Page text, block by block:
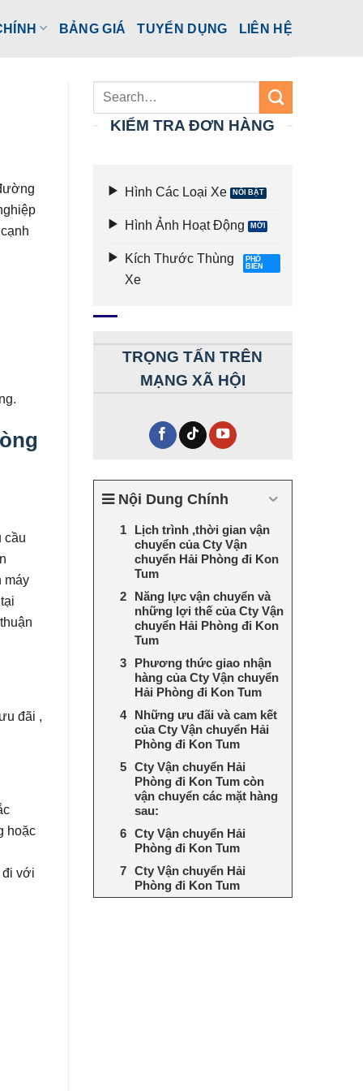
BẢNG GIÁ TUYỂN DỤNG LIÊN HỆ
cầu
máy
đãi ,
hoặc
đi với
KIỂM TRA ĐƠN HÀNG
Hình Các Loại Xe
Hình Ảnh Hoạt Động
Kích Thước Thùng
Xe
TRỌNG TẤN TRÊN
MẠNG XÃ HỘI
Nội Dung Chính
Lịch trình ,thời gian vận
chuyển của Cty Vận
chuyển Hải Phòng đi Kon
Tum
Năng lực vận chuyển và
những lợi thế của Cty Vận
chuyển Hải Phòng đi Kon
Tum
Phương thức giao nhận
hàng của Cty Vận chuyển
Hải Phòng đi Kon Tum
Những ưu đãi và cam kết
của Cty Vận chuyển Hải
Phòng đi Kon Tum
Cty Vận chuyển Hải
Phòng đi Kon Tum còn
vận chuyển các mặt hàng
sau:
Cty Vận chuyển Hải
Phòng đi Kon Tum
Cty Vận chuyển Hải
Phòng đi Kon Tum